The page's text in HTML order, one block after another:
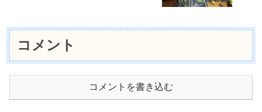
コメント
コメントを書き込む